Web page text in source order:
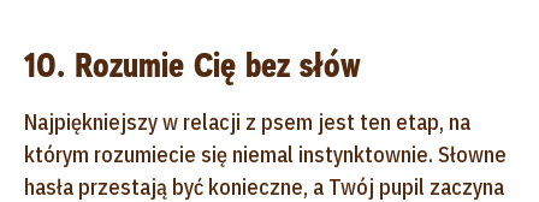
10. Rozumie Cię bez słów
Najpiękniejszy w relacji z psem jest ten etap, na
którym rozumiecie się niemal instynktownie. Słowne
hasła przestają być konieczne, a Twój pupil zaczyna